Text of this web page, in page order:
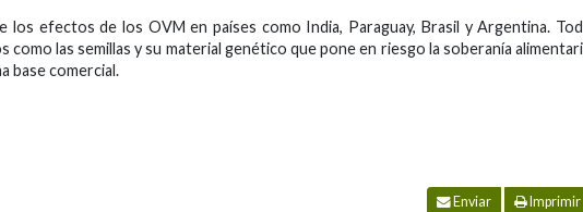
los efectos de los OVM en países como India, Paraguay, Brasil y Argentina.
las semillas y su material genético que pone en riesgo la soberanía
base comercial.
Enviar Imprimir